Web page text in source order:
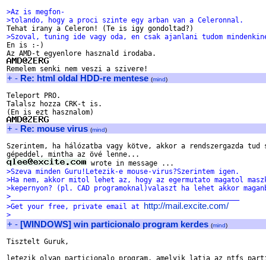
>Az is megfon-
>tolando, hogy a proci szinte egy arban van a Celeronnal.
>Szoval, tuning ide vagy oda, en csak ajanlani tudom
En is :-)
+ - Re: html oldal HDD-re mentese (mind)
Teleport PRO.
Talalsz hozza CRK-t is.
+ - Re: mouse virus (mind)
Szerintem, ha hálózatba vagy kötve, akkor a rendszergazda tud
>Szeva minden Guru!Letezik-e mouse-virus?Szerintem igen.
>Ha nem, akkor mitol lehet az, hogy az egermutato magatol
>kepernyon? (pl. CAD programoknal)valaszt ha lehet akkor
>_______________________________________________________
>Get your free, private email at http://mail.excite.com/
>
+ - [WINDOWS] win particionalo program kerdes (mind)
Tisztelt Guruk,
letezik olyan particionalo program, amelyik latja az ntfs